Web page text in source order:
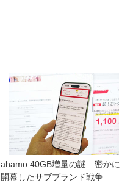
ahamo 40GB増量の謎　密かに
開幕したサブブランド戦争